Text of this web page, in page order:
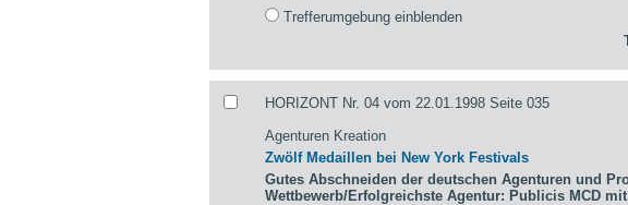
Trefferumgebung einblenden
HORIZONT Nr. 04 vom 22.01.1998 Seite 035
Agenturen Kreation
Zwölf Medaillen bei New York Festivals
Gutes Abschneiden der deutschen Agenturen und
Wettbewerb/Erfolgreichste Agentur: Publicis MCD